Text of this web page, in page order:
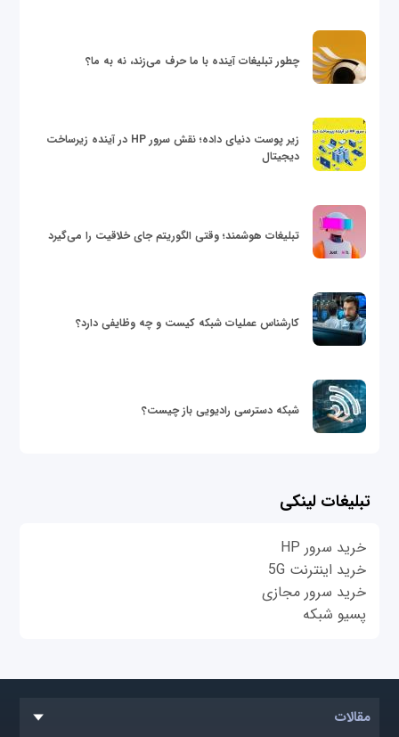
چطور تبلیغات آینده با ما حرف می‌زند، نه به ما؟
زیر پوست دنیای داده؛ نقش سرور HP در آینده زیرساخت
دیجیتال
تبلیغات هوشمند؛ وقتی الگوریتم جای خلاقیت را می‌گیرد
کارشناس عملیات شبکه کیست و چه وظایفی دارد؟
شبکه دسترسی رادیویی باز چیست؟
تبلیغات لینکی
خرید سرور HP
خرید اینترنت 5G
خرید سرور مجازی
پسیو شبکه
مقالات